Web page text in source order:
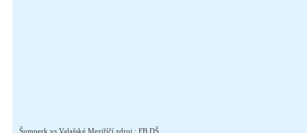
Šumperk vs Valašské Meziříčí zdroj : FB DŠ